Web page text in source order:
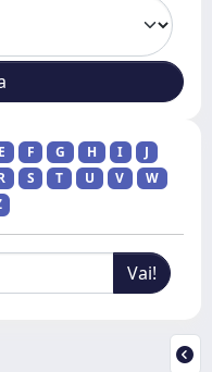
E F G H I
J
S T U V
W